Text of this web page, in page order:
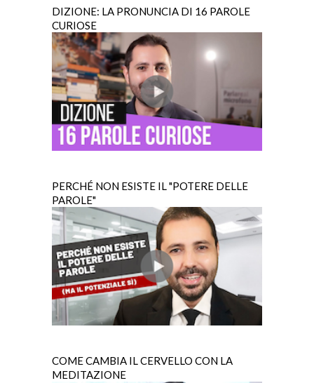
DIZIONE: LA PRONUNCIA DI 16 PAROLE
CURIOSE
PERCHÉ NON ESISTE IL "POTERE DELLE
PAROLE"
COME CAMBIA IL CERVELLO CON LA
MEDITAZIONE